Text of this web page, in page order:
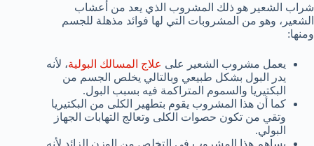
شراب الشعير هو ذلك المشروب الذي يعد من أعشاب
الشعير، وهو من المشروبات التي لها فوائد مذهلة للجسم
ومنها:
يعمل مشروب الشعير على علاج المسالك البولية، لأنه
يدر البول بشكل طبيعي وبالتالي يخلص الجسم من
البكتيريا والسموم المتراكمة فيه بسبب البول.
كما أن هذا المشروب يقوم بتطهير الكلى من البكتيريا
وتقي من تكون حصوات الكلى وتعالج التهابات الجهاز
البولي.
يساهم هذا المشروب في التخلص من الوزن الزائد لأنه